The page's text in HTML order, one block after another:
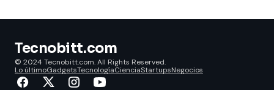
Tecnobitt.com
© 2024 Tecnobitt.com. All Rights Reserved.
Lo últimoGadgetsTecnologíaCienciaStartupsNegocios